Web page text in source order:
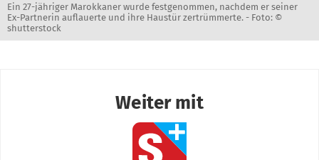
Ein 27-jähriger Marokkaner wurde festgenommen, nachdem er seiner
Ex-Partnerin auflauerte und ihre Haustür zertrümmerte. - Foto: ©
shutterstock